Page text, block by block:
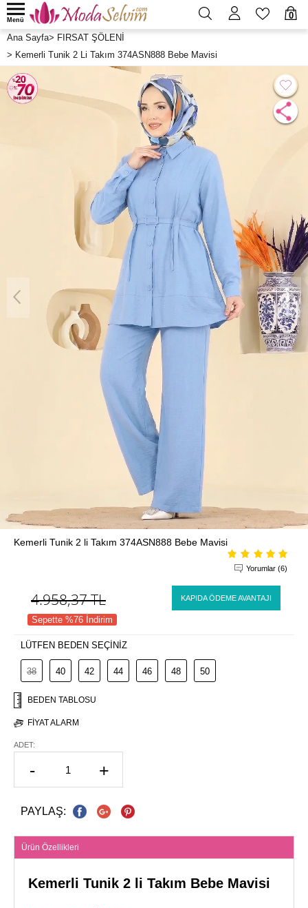
0
Menü
Ana Sayfa> FIRSAT ŞÖLENİ
> Kemerli Tunik 2 Li Takım 374ASN888 Bebe Mavisi
Kemerli Tunik 2 li Takım 374ASN888 Bebe Mavisi
Yorumlar (6)
4.958,37TL KAPIDA ÖDEME AVANTAJI
Sepette %76 İndirim
LÜTFEN BEDEN SEÇİNİZ
38 40 42 44 46 48 50
BEDEN TABLOSU
FIYAT ALARM
ADET:
- +
PAYLAŞ:
Ürün Özellikleri
Kemerli Tunik 2 li Takım Bebe Mavisi